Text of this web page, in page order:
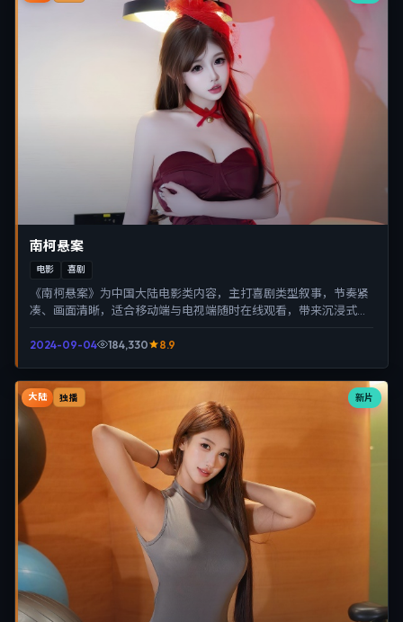
南柯悬案
电影 喜剧
《南柯悬案》为中国大陆电影类内容，主打喜剧类型叙事，节奏紧
凑、画面清晰，适合移动端与电视端随时在线观看，带来沉浸式视
2024-09-04 184,330 8.9
新片
大陆 独播